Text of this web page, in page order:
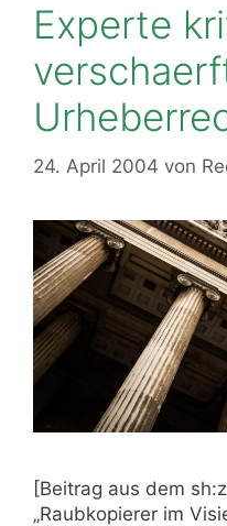
Experte
24. April 2004 von
[Beitrag aus dem
„Raubkopierer im